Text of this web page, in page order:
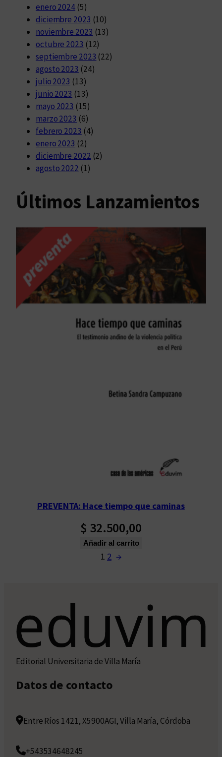
enero 2024 (5)
diciembre 2023 (10)
noviembre 2023 (13)
octubre 2023 (12)
septiembre 2023 (22)
agosto 2023 (24)
julio 2023 (13)
junio 2023 (13)
mayo 2023 (15)
marzo 2023 (6)
febrero 2023 (4)
enero 2023 (2)
diciembre 2022 (2)
agosto 2022 (1)
Últimos Lanzamientos
PREVENTA: Hace tiempo que caminas
$ 32.500,00
Añadir al carrito
1 2 →
Editorial Universitaria de Villa María
Datos de contacto
Entre Ríos 1421, X5900AGI, Villa María, Córdoba
+543534648245